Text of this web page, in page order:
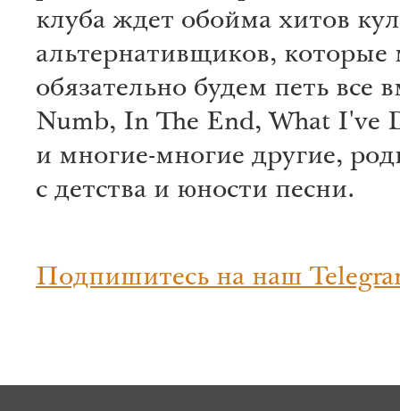
клуба ждет обойма хитов
альтернативщиков,
обязательно будем петь все
Numb, In The End, What I've
и многие-многие другие,
с детства и юности песни.
Подпишитесь на наш